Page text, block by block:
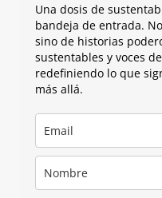
Una dosis de
bandeja de entrada.
sino de historias
sustentables y voces
redefiniendo lo que
más allá.